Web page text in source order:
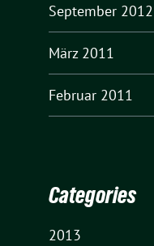
September 2012
März 2011
Februar 2011
Categories
2013